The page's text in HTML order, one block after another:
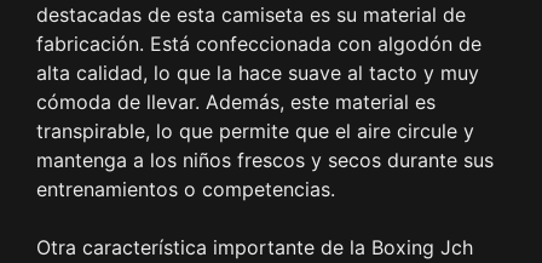
destacadas de esta camiseta es su material de
fabricación. Está confeccionada con algodón de
alta calidad, lo que la hace suave al tacto y muy
cómoda de llevar. Además, este material es
transpirable, lo que permite que el aire circule y
mantenga a los niños frescos y secos durante sus
entrenamientos o competencias.
Otra característica importante de la Boxing Jch